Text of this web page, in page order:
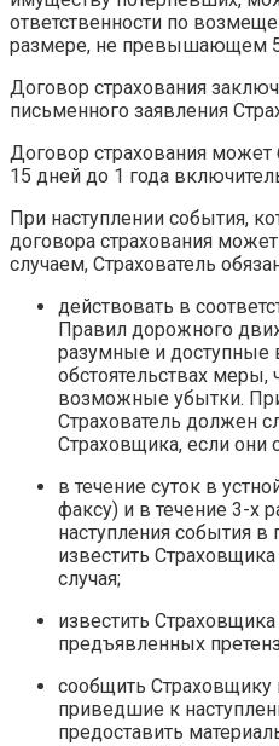
ответственности по
размере, не превышающем 5
Договор страхования
письменного заявления
Договор страхования
15 дней до 1 года
При наступлении события,
договора страхования
случаем, Страхователь
действовать в
Правил дорожного
разумные и доступные
обстоятельствах
возможные убытки.
Страхователь должен
Страховщика, если
в течение суток в
факсу) и в течение 3-х
наступления события
известить
случая;
известить
предъявленных
сообщить Страховщику
приведшие к
предоставить